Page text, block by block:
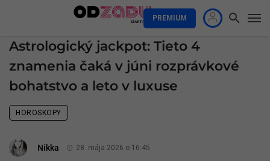
PREMIUM
Astrologický jackpot: Tieto 4
znamenia čaká v júni rozprávkové
bohatstvo a leto v luxuse
HOROSKOPY
Nikka 28. mája 2026 o 16:45